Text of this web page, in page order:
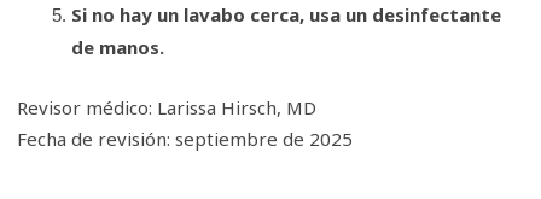
Si no hay un lavabo cerca, usa un desinfectante
de manos.
Revisor médico: Larissa Hirsch, MD
Fecha de revisión: septiembre de 2025